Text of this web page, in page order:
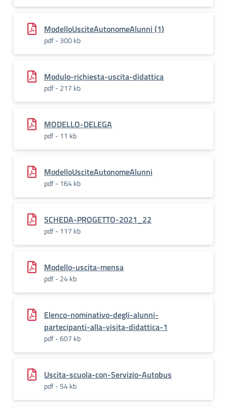
ModelloUsciteAutonomeAlunni (1)
pdf - 300 kb
Modulo-richiesta-uscita-didattica
pdf - 217 kb
MODELLO-DELEGA
pdf - 11 kb
ModelloUsciteAutonomeAlunni
pdf - 164 kb
SCHEDA-PROGETTO-2021_22
pdf - 117 kb
Modello-uscita-mensa
pdf - 24 kb
Elenco-nominativo-degli-alunni-
partecipanti-alla-visita-didattica-1
pdf - 607 kb
Uscita-scuola-con-Servizio-Autobus
pdf - 54 kb